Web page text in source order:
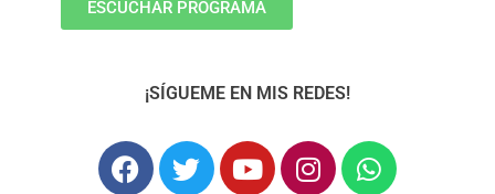
ESCUCHAR PROGRAMA
¡SÍGUEME EN MIS REDES!